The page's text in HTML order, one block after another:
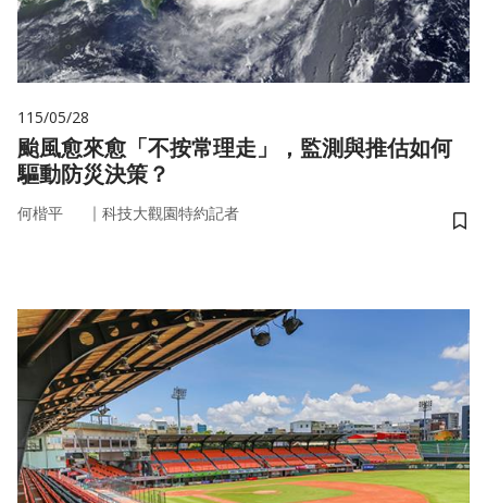
115/05/28
颱風愈來愈「不按常理走」，監測與推估如何
驅動防災決策？
何楷平 ｜ 科技大觀園特約記者
儲